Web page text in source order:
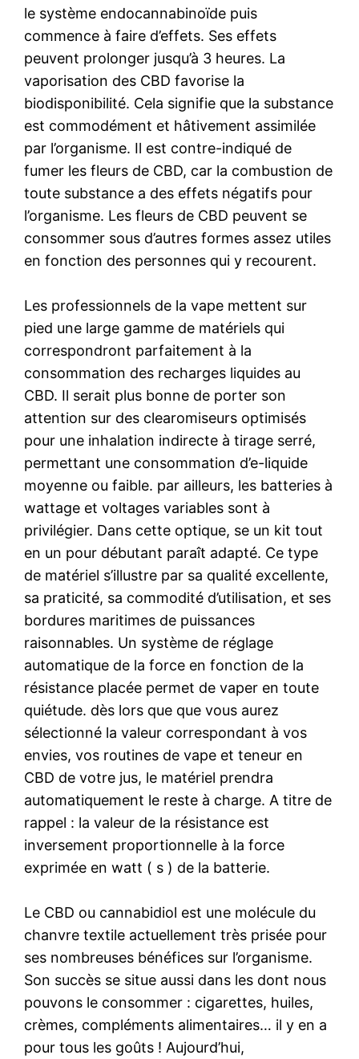
le système endocannabinoïde puis
commence à faire d’effets. Ses effets
peuvent prolonger jusqu’à 3 heures. La
vaporisation des CBD favorise la
biodisponibilité. Cela signifie que la substance
est commodément et hâtivement assimilée
par l’organisme. Il est contre-indiqué de
fumer les fleurs de CBD, car la combustion de
toute substance a des effets négatifs pour
l’organisme. Les fleurs de CBD peuvent se
consommer sous d’autres formes assez utiles
en fonction des personnes qui y recourent.
Les professionnels de la vape mettent sur
pied une large gamme de matériels qui
correspondront parfaitement à la
consommation des recharges liquides au
CBD. Il serait plus bonne de porter son
attention sur des clearomiseurs optimisés
pour une inhalation indirecte à tirage serré,
permettant une consommation d’e-liquide
moyenne ou faible. par ailleurs, les batteries à
wattage et voltages variables sont à
privilégier. Dans cette optique, se un kit tout
en un pour débutant paraît adapté. Ce type
de matériel s’illustre par sa qualité excellente,
sa praticité, sa commodité d’utilisation, et ses
bordures maritimes de puissances
raisonnables. Un système de réglage
automatique de la force en fonction de la
résistance placée permet de vaper en toute
quiétude. dès lors que que vous aurez
sélectionné la valeur correspondant à vos
envies, vos routines de vape et teneur en
CBD de votre jus, le matériel prendra
automatiquement le reste à charge. A titre de
rappel : la valeur de la résistance est
inversement proportionnelle à la force
exprimée en watt ( s ) de la batterie.
Le CBD ou cannabidiol est une molécule du
chanvre textile actuellement très prisée pour
ses nombreuses bénéfices sur l’organisme.
Son succès se situe aussi dans les dont nous
pouvons le consommer : cigarettes, huiles,
crèmes, compléments alimentaires… il y en a
pour tous les goûts ! Aujourd’hui,